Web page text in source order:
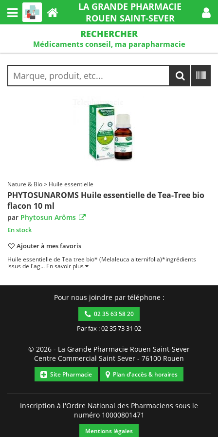
LA GRANDE PHARMACIE
ROUEN SAINT-SEVER
RECHERCHER
Médicaments conseil, ma parapharmacie
Nature & Bio > Huile essentielle
PHYTOSUNAROMS Huile essentielle de Tea-Tree bio
flacon 10 ml
par Phytosun Arôms
En stock
Ajouter à mes favoris
Huile essentielle de Tea tree bio* (Melaleuca alternifolia)*ingrédients
issus de l'ag... En savoir plus
Pour nous joindre par téléphone :
02 35 63 58 20
Par fax : 02 35 73 31 02
© 2026 - La Grande Pharmacie Rouen Saint-Sever
Centre Commercial Saint Sever - 76100 Rouen
Site Pharmacie Plan d'accès & horaires
Inscription à l'Ordre National des Pharmaciens sous le
numéro 10000801471
Mentions légales